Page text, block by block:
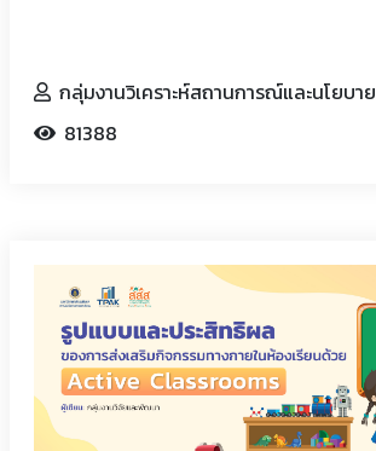
กลุ่มงานวิเคราะห์สถานการณ์และนโยบาย
81388